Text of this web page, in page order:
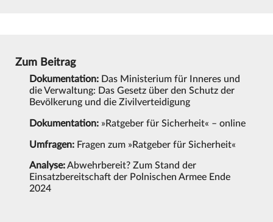
Zum Beitrag
Dokumentation: Das Ministerium für Inneres und
die Verwaltung: Das Gesetz über den Schutz der
Bevölkerung und die Zivilverteidigung
Dokumentation: »Ratgeber für Sicherheit« – online
Umfragen: Fragen zum »Ratgeber für Sicherheit«
Analyse:Abwehrbereit? Zum Stand der
Einsatzbereitschaft der Polnischen Armee Ende
2024